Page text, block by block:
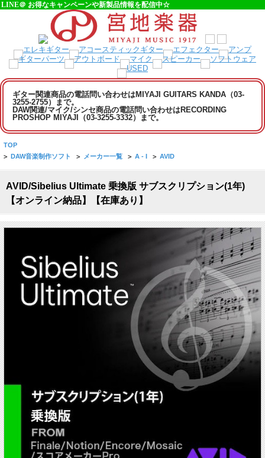
LINE＠ お得なキャンペーンや新製品情報を配信中☆
ギター関連商品の電話問い合わせはMIYAJI GUITARS KANDA（03-
3255-2755）まで。
DAW関連/マイク/シンセ商品の電話問い合わせはRECORDING
PROSHOP MIYAJI（03-3255-3332）まで。
TOP
> DAW音楽制作ソフト > メーカー一覧 > A - I > AVID
AVID/Sibelius Ultimate 乗換版 サブスクリプション(1年)
【オンライン納品】【在庫あり】